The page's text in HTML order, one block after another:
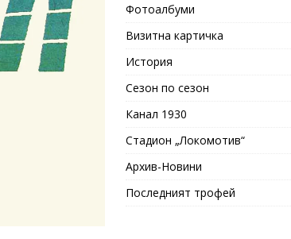
Фотоалбуми
Визитна картичка
История
Сезон по сезон
Канал 1930
Стадион „Локомотив“
Архив-Новини
Последният трофей